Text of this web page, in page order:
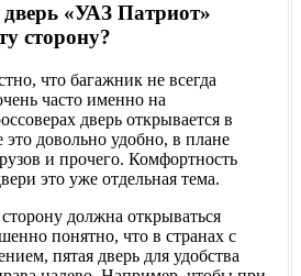
«УАЗ Патриот»
сторону?
что багажник не всегда
часто именно на
дверь открывается в
довольно удобно, в плане
и прочего. Комфортность
это уже отдельная тема.
должна открываться
понятно, что в странах с
пятая дверь для удобства